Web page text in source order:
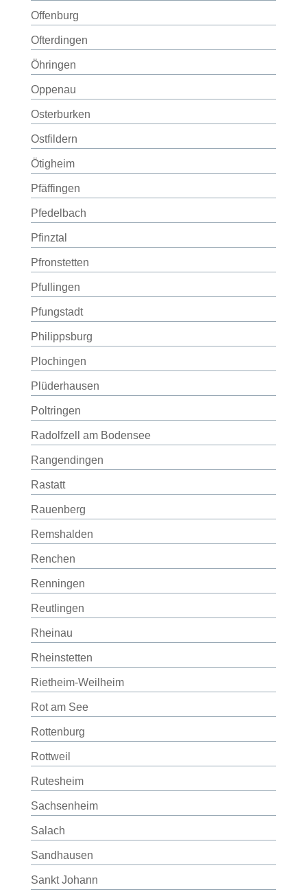
Offenburg
Ofterdingen
Öhringen
Oppenau
Osterburken
Ostfildern
Ötigheim
Pfäffingen
Pfedelbach
Pfinztal
Pfronstetten
Pfullingen
Pfungstadt
Philippsburg
Plochingen
Plüderhausen
Poltringen
Radolfzell am Bodensee
Rangendingen
Rastatt
Rauenberg
Remshalden
Renchen
Renningen
Reutlingen
Rheinau
Rheinstetten
Rietheim-Weilheim
Rot am See
Rottenburg
Rottweil
Rutesheim
Sachsenheim
Salach
Sandhausen
Sankt Johann